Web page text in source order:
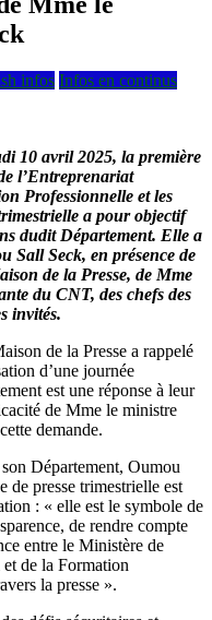
infos Infos en continus
10 avril 2025, la première
l’Entreprenariat
Professionnelle et les
a pour objectif
dudit Département. Elle a
Sall Seck, en présence de
de la Presse, de Mme
du CNT, des chefs des
invités.
de la Presse a rappelé
d’une journée
est une réponse à leur
de Mme le ministre
demande.
Département, Oumou
de presse trimestrielle est
: « elle est le symbole de
de rendre compte
entre le Ministère de
de la Formation
la presse ».